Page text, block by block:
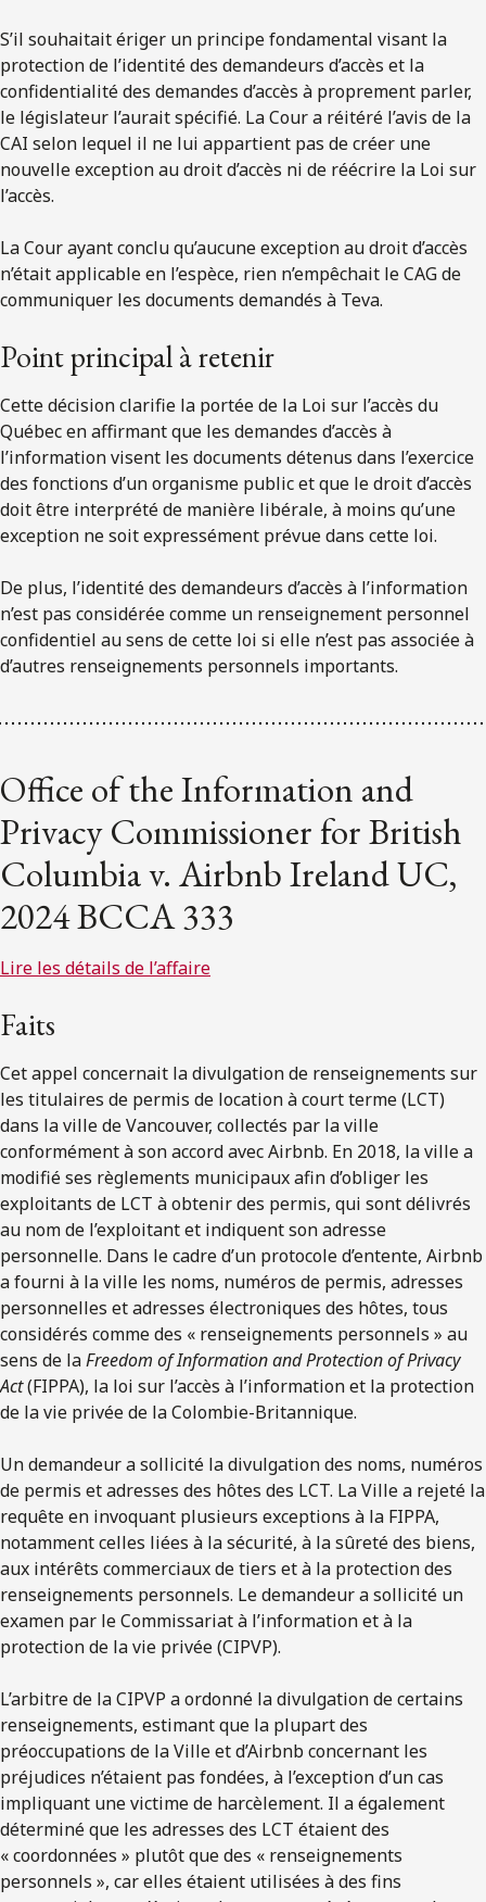
S’il souhaitait ériger un principe fondamental visant la
protection de l’identité des demandeurs d’accès et la
confidentialité des demandes d’accès à proprement parler,
le législateur l’aurait spécifié. La Cour a réitéré l’avis de la
CAI selon lequel il ne lui appartient pas de créer une
nouvelle exception au droit d’accès ni de réécrire la Loi sur
l’accès.
La Cour ayant conclu qu’aucune exception au droit d’accès
n’était applicable en l’espèce, rien n’empêchait le CAG de
communiquer les documents demandés à Teva.
Point principal à retenir
Cette décision clarifie la portée de la Loi sur l’accès du
Québec en affirmant que les demandes d’accès à
l’information visent les documents détenus dans l’exercice
des fonctions d’un organisme public et que le droit d’accès
doit être interprété de manière libérale, à moins qu’une
exception ne soit expressément prévue dans cette loi.
De plus, l’identité des demandeurs d’accès à l’information
n’est pas considérée comme un renseignement personnel
confidentiel au sens de cette loi si elle n’est pas associée à
d’autres renseignements personnels importants.
Office of the Information and
Privacy Commissioner for British
Columbia v. Airbnb Ireland UC,
2024 BCCA 333
Lire les détails de l’affaire
Faits
Cet appel concernait la divulgation de renseignements sur
les titulaires de permis de location à court terme (LCT)
dans la ville de Vancouver, collectés par la ville
conformément à son accord avec Airbnb. En 2018, la ville a
modifié ses règlements municipaux afin d’obliger les
exploitants de LCT à obtenir des permis, qui sont délivrés
au nom de l’exploitant et indiquent son adresse
personnelle. Dans le cadre d’un protocole d’entente, Airbnb
a fourni à la ville les noms, numéros de permis, adresses
personnelles et adresses électroniques des hôtes, tous
considérés comme des « renseignements personnels » au
sens de laFreedom of Information and Protection of Privacy
Act(FIPPA), la loi sur l’accès à l’information et la protection
de la vie privée de la Colombie-Britannique.
Un demandeur a sollicité la divulgation des noms, numéros
de permis et adresses des hôtes des LCT. La Ville a rejeté la
requête en invoquant plusieurs exceptions à la FIPPA,
notamment celles liées à la sécurité, à la sûreté des biens,
aux intérêts commerciaux de tiers et à la protection des
renseignements personnels. Le demandeur a sollicité un
examen par le Commissariat à l’information et à la
protection de la vie privée (CIPVP).
L’arbitre de la CIPVP a ordonné la divulgation de certains
renseignements, estimant que la plupart des
préoccupations de la Ville et d’Airbnb concernant les
préjudices n’étaient pas fondées, à l’exception d’un cas
impliquant une victime de harcèlement. Il a également
déterminé que les adresses des LCT étaient des
« coordonnées » plutôt que des « renseignements
personnels », car elles étaient utilisées à des fins